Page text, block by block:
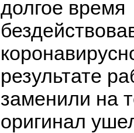
долгое время
результате
заменили на
оригинал